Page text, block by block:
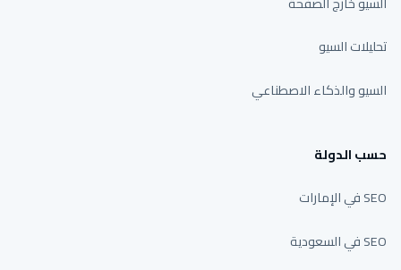
تحليلات السيو
السيو والذكاء الاصطناعي
حسب الدولة
SEO في الإمارات
SEO في السعودية